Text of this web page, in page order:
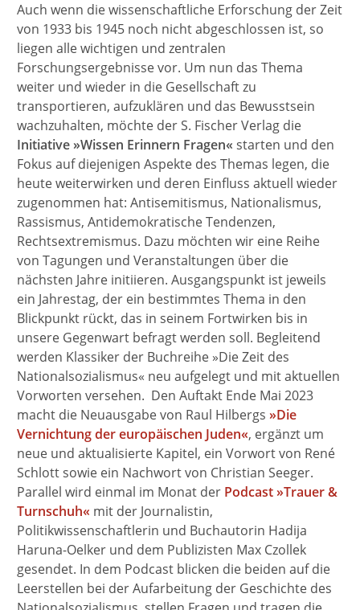
Auch wenn die wissenschaftliche Erforschung der Zeit
von 1933 bis 1945 noch nicht abgeschlossen ist, so
liegen alle wichtigen und zentralen
Forschungsergebnisse vor. Um nun das Thema
weiter und wieder in die Gesellschaft zu
transportieren, aufzuklären und das Bewusstsein
wachzuhalten, möchte der S. Fischer Verlag die
Initiative »Wissen Erinnern Fragen« starten und den
Fokus auf diejenigen Aspekte des Themas legen, die
heute weiterwirken und deren Einfluss aktuell wieder
zugenommen hat: Antisemitismus, Nationalismus,
Rassismus, Antidemokratische Tendenzen,
Rechtsextremismus. Dazu möchten wir eine Reihe
von Tagungen und Veranstaltungen über die
nächsten Jahre initiieren. Ausgangspunkt ist jeweils
ein Jahrestag, der ein bestimmtes Thema in den
Blickpunkt rückt, das in seinem Fortwirken bis in
unsere Gegenwart befragt werden soll. Begleitend
werden Klassiker der Buchreihe »Die Zeit des
Nationalsozialismus« neu aufgelegt und mit aktuellen
Vorworten versehen. Den Auftakt Ende Mai 2023
macht die Neuausgabe von Raul Hilbergs »Die
Vernichtung der europäischen Juden«, ergänzt um
neue und aktualisierte Kapitel, ein Vorwort von René
Schlott sowie ein Nachwort von Christian Seeger.
Parallel wird einmal im Monat der Podcast »Trauer &
Turnschuh« mit der Journalistin,
Politikwissenschaftlerin und Buchautorin Hadija
Haruna-Oelker und dem Publizisten Max Czollek
gesendet. In dem Podcast blicken die beiden auf die
Leerstellen bei der Aufarbeitung der Geschichte des